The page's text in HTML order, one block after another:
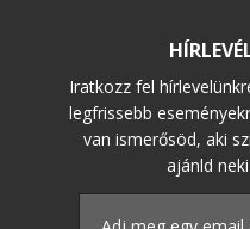
Iratkozz fel
legfrissebb
van ismerősöd, aki
ajánld